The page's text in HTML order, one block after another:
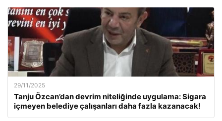
29/11/2025
Tanju Özcan’dan devrim niteliğinde uygulama: Sigara
içmeyen belediye çalışanları daha fazla kazanacak!